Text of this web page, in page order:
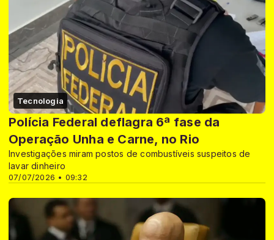
Tecnologia
07/07/2026 • 09:32
Polícia Federal deflagra 6ª fase da
Operação Unha e Carne, no Rio
Investigações miram postos de combustíveis suspeitos de
lavar dinheiro